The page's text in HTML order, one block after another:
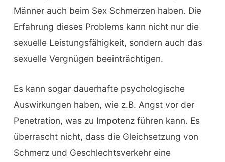
Männer auch beim Sex Schmerzen haben. Die
Erfahrung dieses Problems kann nicht nur die
sexuelle Leistungsfähigkeit, sondern auch das
sexuelle Vergnügen beeinträchtigen.
Es kann sogar dauerhafte psychologische
Auswirkungen haben, wie z.B. Angst vor der
Penetration, was zu Impotenz führen kann. Es
überrascht nicht, dass die Gleichsetzung von
Schmerz und Geschlechtsverkehr eine